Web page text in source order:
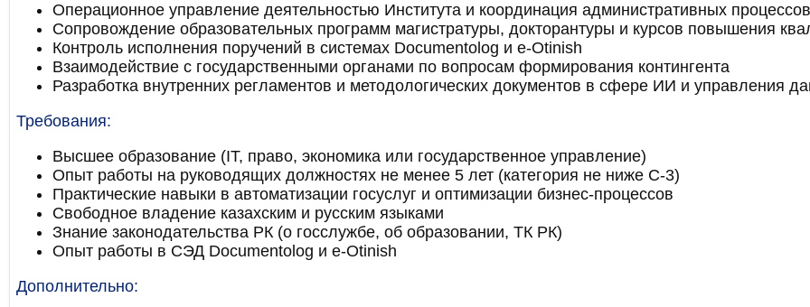
Операционное управление деятельностью Института и координация административных процессов
Сопровождение образовательных программ магистратуры, докторантуры и курсов повышения
Контроль исполнения поручений в системах Documentolog и e-Otinish
Взаимодействие с государственными органами по вопросам формирования контингента
Разработка внутренних регламентов и методологических документов в сфере ИИ и управления
Требования:
Высшее образование (IT, право, экономика или государственное управление)
Опыт работы на руководящих должностях не менее 5 лет (категория не ниже С-3)
Практические навыки в автоматизации госуслуг и оптимизации бизнес-процессов
Свободное владение казахским и русским языками
Знание законодательства РК (о госслужбе, об образовании, ТК РК)
Опыт работы в СЭД Documentolog и e-Otinish
Дополнительно: